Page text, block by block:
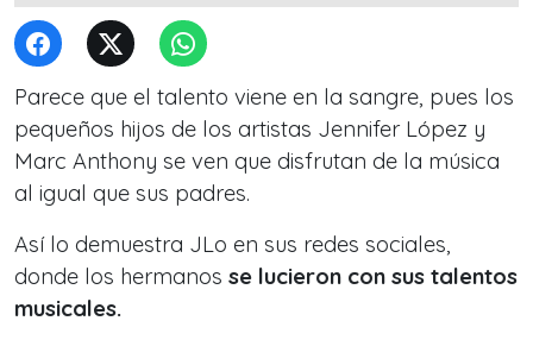
Parece que el talento viene en la sangre, pues los
pequeños hijos de los artistas Jennifer López y
Marc Anthony se ven que disfrutan de la música
al igual que sus padres.
Así lo demuestra JLo en sus redes sociales,
donde los hermanos se lucieron con sus talentos
musicales.